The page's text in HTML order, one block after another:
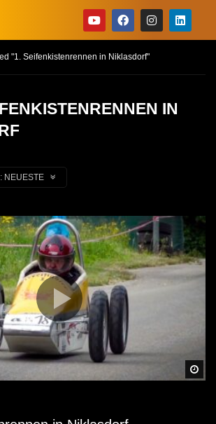
"1. Seifenkistenrennen in Niklasdorf"
IN
NEUESTE